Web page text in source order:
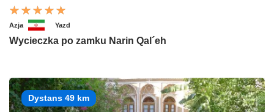
Azja Yazd
Wycieczka po zamku Narin Qal´eh
Dystans 49 km